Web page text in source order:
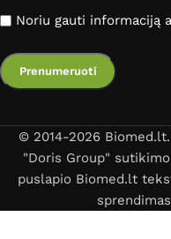
Noriu gauti informaciją
© 2014-2026
"Doris Group"
puslapio Biomed.lt